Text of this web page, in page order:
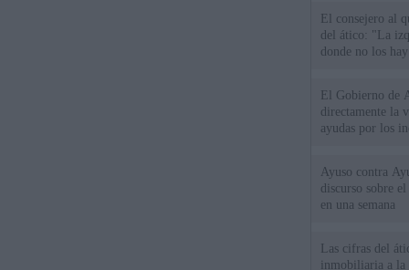
El consejero al
del ático: "La
donde no los
El Gobierno de
directamente la
ayudas por los
Ayuso contra
discurso sobre
en una semana
Las cifras del
inmobiliaria a la